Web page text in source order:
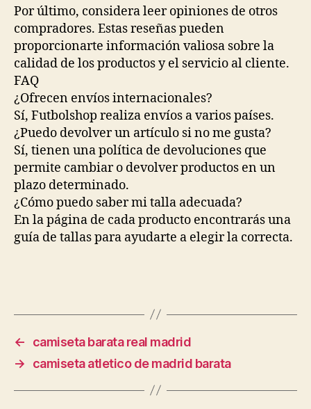
Por último, considera leer opiniones de otros
compradores. Estas reseñas pueden
proporcionarte información valiosa sobre la
calidad de los productos y el servicio al cliente.
FAQ
¿Ofrecen envíos internacionales?
Sí, Futbolshop realiza envíos a varios países.
¿Puedo devolver un artículo si no me gusta?
Sí, tienen una política de devoluciones que
permite cambiar o devolver productos en un
plazo determinado.
¿Cómo puedo saber mi talla adecuada?
En la página de cada producto encontrarás una
guía de tallas para ayudarte a elegir la correcta.
←
camiseta barata real madrid
→
camiseta atletico de madrid barata